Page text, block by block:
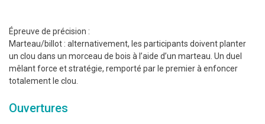
Épreuve de précision :
Marteau/billot : alternativement, les participants doivent planter
un clou dans un morceau de bois à l’aide d’un marteau. Un duel
mêlant force et stratégie, remporté par le premier à enfoncer
totalement le clou.
Ouvertures